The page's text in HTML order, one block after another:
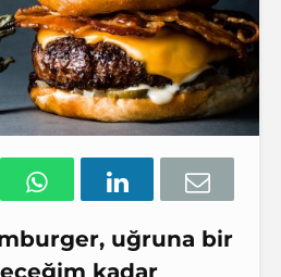
uğruna bir
kadar